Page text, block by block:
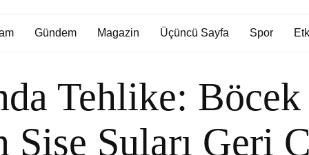
Gündem Magazin Üçüncü Sayfa Spor
Tehlike: Böcek
Şişe Suları Geri